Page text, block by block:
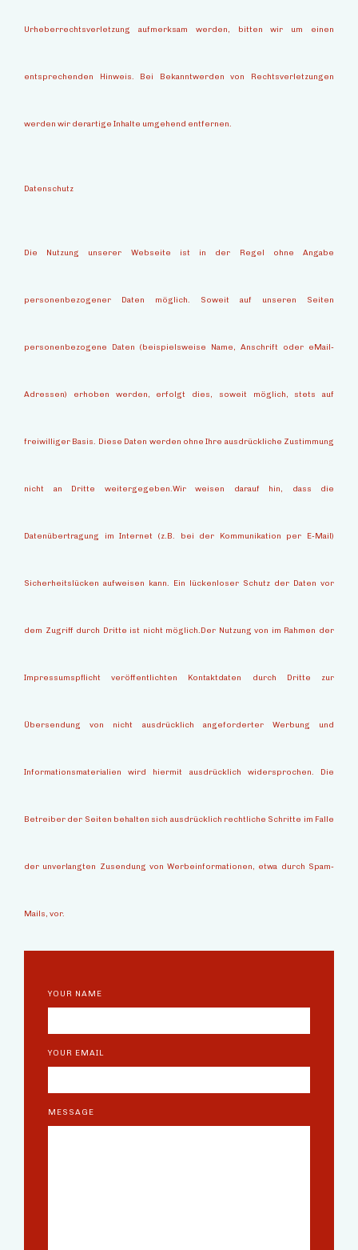
Urheberrechtsverletzung aufmerksam werden, bitten wir um einen
entsprechenden Hinweis. Bei Bekanntwerden von Rechtsverletzungen
werden wir derartige Inhalte umgehend entfernen.
Datenschutz
Die Nutzung unserer Webseite ist in der Regel ohne Angabe
personenbezogener Daten möglich. Soweit auf unseren Seiten
personenbezogene Daten (beispielsweise Name, Anschrift oder eMail-
Adressen) erhoben werden, erfolgt dies, soweit möglich, stets auf
freiwilliger Basis. Diese Daten werden ohne Ihre ausdrückliche Zustimmung
nicht an Dritte weitergegeben.Wir weisen darauf hin, dass die
Datenübertragung im Internet (z.B. bei der Kommunikation per E-Mail)
Sicherheitslücken aufweisen kann. Ein lückenloser Schutz der Daten vor
dem Zugriff durch Dritte ist nicht möglich.Der Nutzung von im Rahmen der
Impressumspflicht veröffentlichten Kontaktdaten durch Dritte zur
Übersendung von nicht ausdrücklich angeforderter Werbung und
Informationsmaterialien wird hiermit ausdrücklich widersprochen. Die
Betreiber der Seiten behalten sich ausdrücklich rechtliche Schritte im Falle
der unverlangten Zusendung von Werbeinformationen, etwa durch Spam-
Mails, vor.
YOUR NAME
YOUR EMAIL
MESSAGE